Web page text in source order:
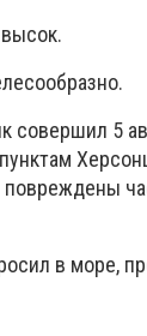
совершил 5
в море,